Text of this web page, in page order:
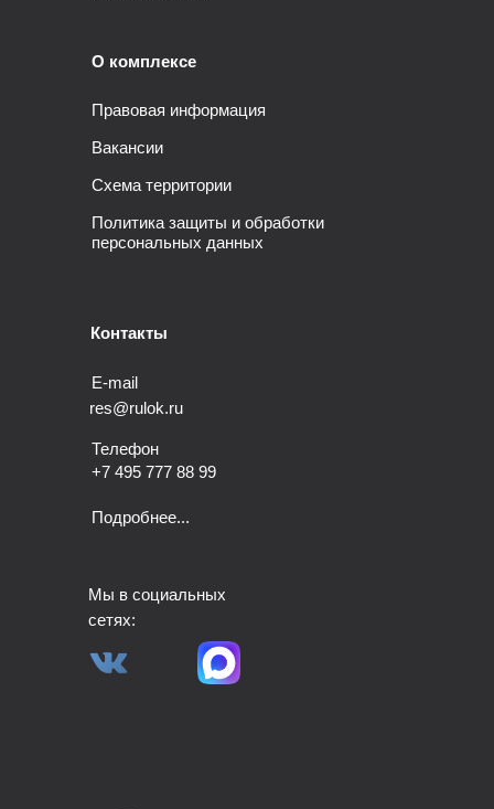
О комплексе
Правовая информация
Вакансии
Схема территории
Контакты
Телефон
Мы в социальных
сетях:
Е-mail
Подробнее...
res@rulok.ru
+7 495 777 88 99
Политика защиты и обработки
персональных данных